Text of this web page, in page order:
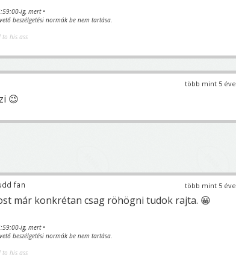
ig, mert •
beszélgetési normák be nem tartása.
to his ass
több mint 5 éve
😉
több mint 5 éve
fan
már konkrétan csag röhögni tudok rajta. 😀
ig, mert •
beszélgetési normák be nem tartása.
to his ass